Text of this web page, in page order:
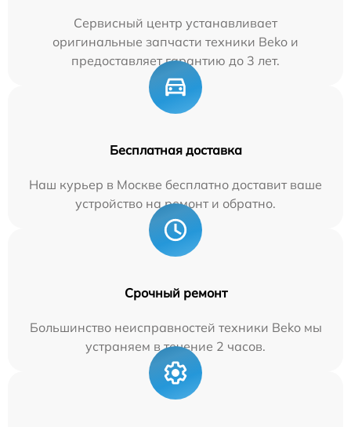
Сервисный центр устанавливает
оригинальные запчасти техники Beko и
предоставляет гарантию до 3 лет.
Бесплатная доставка
Наш курьер в Москве бесплатно доставит ваше
устройство на ремонт и обратно.
Срочный ремонт
Большинство неисправностей техники Beko мы
устраняем в течение 2 часов.